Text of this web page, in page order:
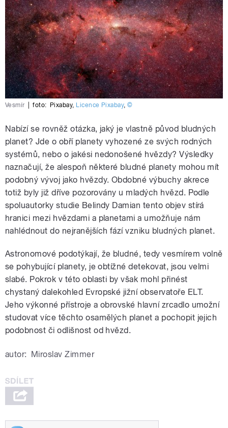
Vesmír foto: Pixabay, Licence Pixabay,©
Nabízí se rovněž otázka, jaký je vlastně původ bludných
planet? Jde o obří planety vyhozené ze svých rodných
systémů, nebo o jakési nedonošené hvězdy? Výsledky
naznačují, že alespoň některé bludné planety mohou mít
podobný vývoj jako hvězdy. Obdobné výbuchy akrece
totiž byly již dříve pozorovány u mladých hvězd. Podle
spoluautorky studie Belindy Damian tento objev stírá
hranici mezi hvězdami a planetami a umožňuje nám
nahlédnout do nejranějších fází vzniku bludných planet.
Astronomové podotýkají, že bludné, tedy vesmírem volně
se pohybující planety, je obtížné detekovat, jsou velmi
slabé. Pokrok v této oblasti by však mohl přinést
chystaný dalekohled Evropské jižní observatoře ELT.
Jeho výkonné přístroje a obrovské hlavní zrcadlo umožní
studovat více těchto osamělých planet a pochopit jejich
podobnost či odlišnost od hvězd.
autor: Miroslav Zimmer